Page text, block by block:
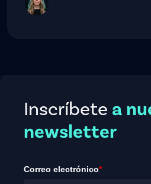
Inscríbete a
newsletter
Correo electrónico*